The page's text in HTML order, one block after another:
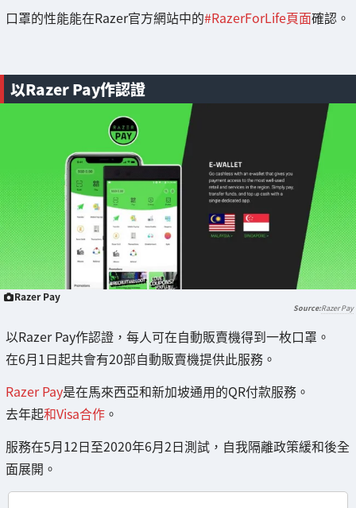
口罩的性能能在Razer官方網站中的#RazerForLife頁面確認。
以Razer Pay作認證
Razer Pay
Razer Pay
以Razer Pay作認證，每人可在自動販賣機得到一枚口罩。
在6月1日起共會有20部自動販賣機提供此服務。
Razer Pay是在馬來西亞和新加坡通用的QR付款服務。
去年起和Visa合作 。
服務在5月12日至2020年6月2日測試，自我隔離政策緩和後全
面展開。